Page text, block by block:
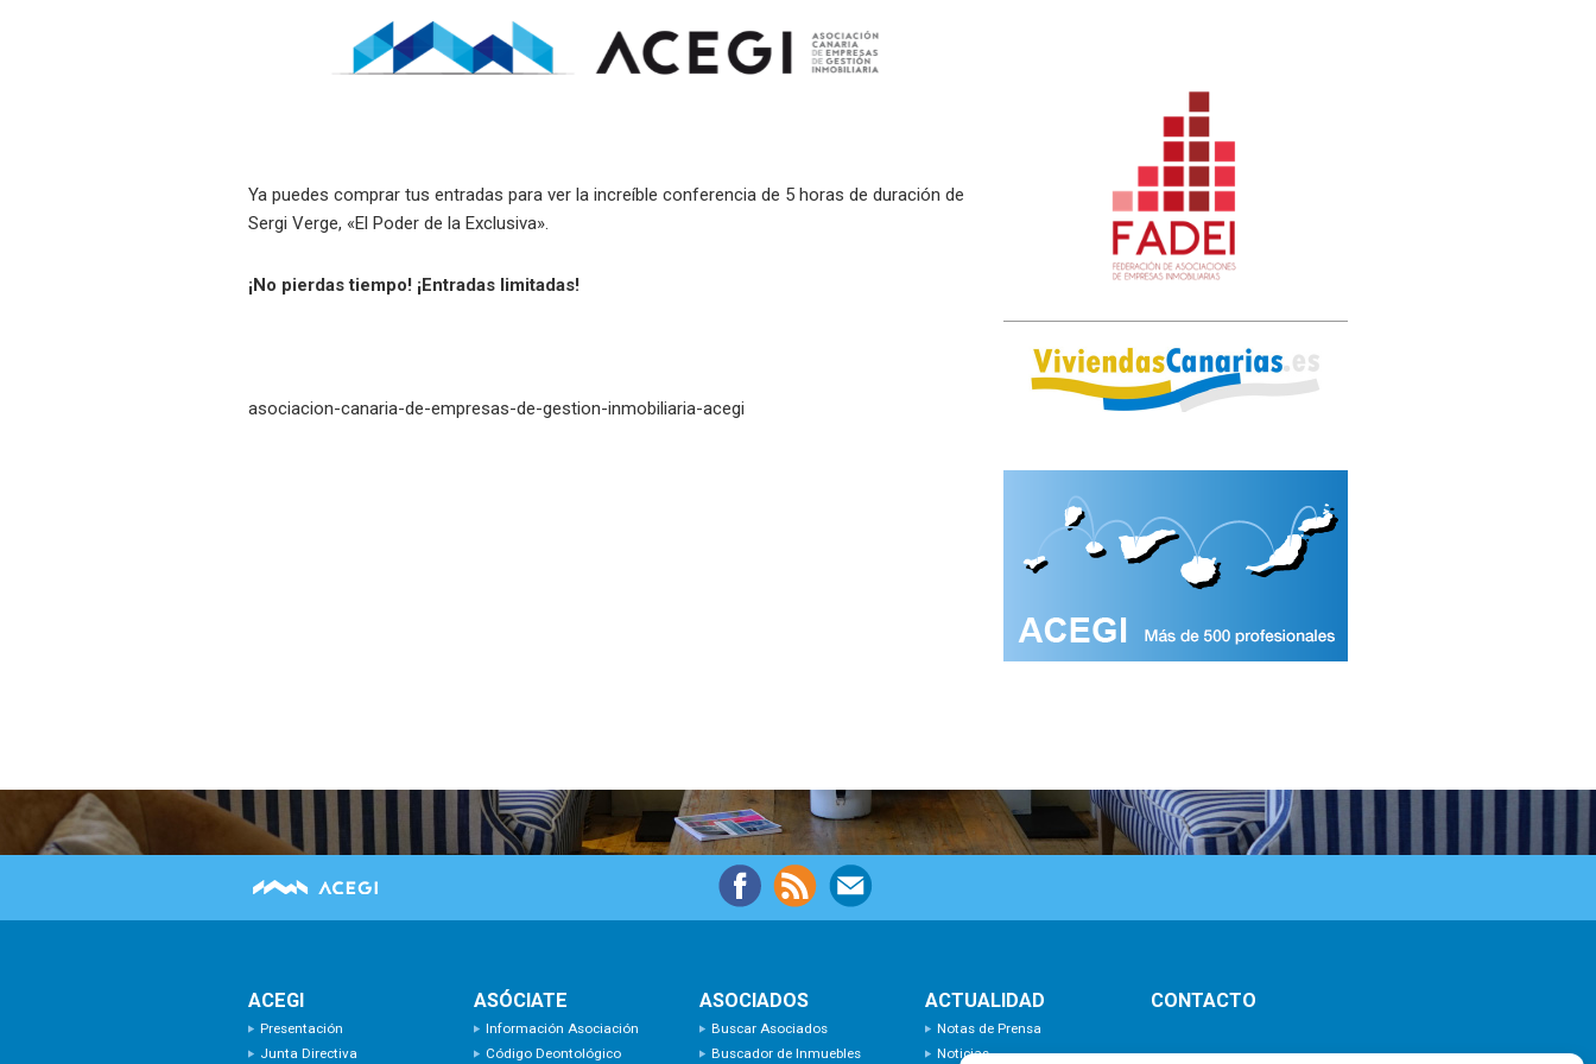
Ya puedes comprar tus entradas para ver la increíble conferencia de 5 horas de duración de
Sergi Verge, «El Poder de la Exclusiva».
¡No pierdas tiempo! ¡Entradas limitadas!
asociacion-canaria-de-empresas-de-gestion-inmobiliaria-acegi
ACEGI
Presentación
Junta Directiva
ASÓCIATE
Información Asociación
Código Deontológico
ASOCIADOS
Buscar Asociados
Buscador de Inmuebles
ACTUALIDAD
Notas de Prensa
Noticias
CONTACTO